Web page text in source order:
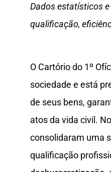
Dados estatísticos
qualificação,
O Cartório do 1º
sociedade e está
de seus bens,
atos da vida civil.
consolidaram uma
qualificação